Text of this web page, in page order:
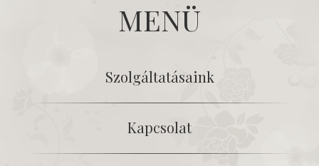
MENÜ
Szolgáltatásaink
Kapcsolat